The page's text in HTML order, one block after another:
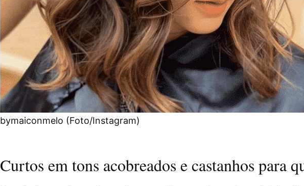
bymaiconmelo (Foto/Instagram)
Curtos em tons acobreados e castanhos para